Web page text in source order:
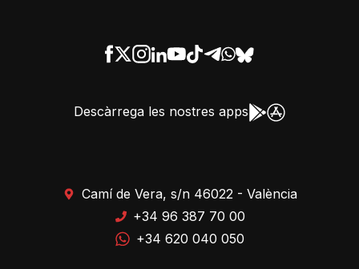
Descàrrega les nostres apps
Camí de Vera, s/n 46022 - València
+34 96 387 70 00
+34 620 040 050